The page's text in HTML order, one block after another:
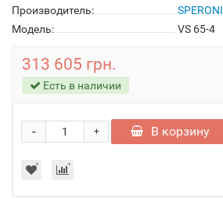
Производитель:
SPERONI
Модель:
VS 65-4
313 605 грн.
Есть в наличии
+
- В корзину